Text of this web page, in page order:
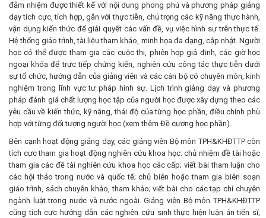
đảm nhiệm được thiết kế với nội dung phong phú và phương pháp giảng
dạy tích cực, tích hợp, gắn với thực tiễn, chú trọng các kỹ năng thực hành,
vận dụng kiến thức để giải quyết các vấn đề, vụ việc hình sự trên thực tế.
Hệ thống giáo trình, tài liệu tham khảo, minh họa đa dạng, cập nhật. Người
học có thể được tham gia các cuộc thi, phiên họp giả định, các giờ học
ngoại khóa để trực tiếp chứng kiến, nghiên cứu công tác thực tiễn dưới
sự tổ chức, hướng dẫn của giảng viên và các cán bộ có chuyên môn, kinh
nghiệm trong lĩnh vực tư pháp hình sự. Lịch trình giảng dạy và phương
pháp đánh giá chất lượng học tập của người học được xây dựng theo các
yêu cầu về kiến thức, kỹ năng, thái độ của từng học phần, điều chỉnh phù
hợp với từng đối tượng người học (xem thêm Đề cương học phần).
Bên cạnh hoạt động giảng dạy, các giảng viên Bộ môn TPH&KHĐTTP còn
tích cực tham gia hoạt động nghiên cứu khoa học: chủ nhiệm đề tài hoặc
tham gia các đề tài nghiên cứu khoa học các cấp; viết bài tham luận cho
các hội thảo trong nước và quốc tế; chủ biên hoặc tham gia biên soạn
giáo trình, sách chuyên khảo, tham khảo; viết bài cho các tạp chí chuyên
ngành luật trong nước và nước ngoài. Giảng viên Bộ môn TPH&KHĐTTP
cũng tích cực hướng dẫn các nghiên cứu sinh thực hiện luận án tiến sĩ,